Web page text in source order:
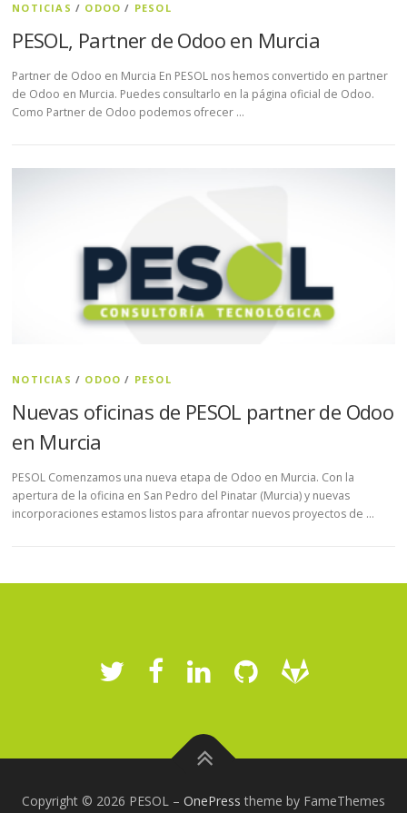
NOTICIAS / ODOO / PESOL
PESOL, Partner de Odoo en Murcia
Partner de Odoo en Murcia En PESOL nos hemos convertido en partner
de Odoo en Murcia. Puedes consultarlo en la página oficial de Odoo.
Como Partner de Odoo podemos ofrecer …
NOTICIAS / ODOO / PESOL
Nuevas oficinas de PESOL partner de Odoo
en Murcia
PESOL Comenzamos una nueva etapa de Odoo en Murcia. Con la
apertura de la oficina en San Pedro del Pinatar (Murcia) y nuevas
incorporaciones estamos listos para afrontar nuevos proyectos de …
Copyright © 2026 PESOL – OnePress theme by FameThemes